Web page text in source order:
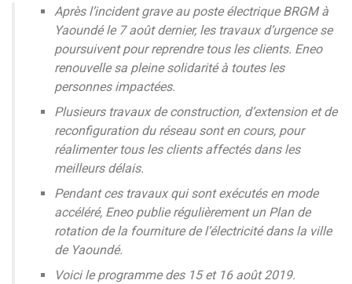
Après l’incident grave au poste électrique BRGM à
Yaoundé le 7 août dernier, les travaux d’urgence se
poursuivent pour reprendre tous les clients. Eneo
renouvelle sa pleine solidarité à toutes les
personnes impactées.
Plusieurs travaux de construction, d’extension et de
reconfiguration du réseau sont en cours, pour
réalimenter tous les clients affectés dans les
meilleurs délais.
Pendant ces travaux qui sont exécutés en mode
accéléré, Eneo publie régulièrement un Plan de
rotation de la fourniture de l’électricité dans la ville
de Yaoundé.
Voici le programme des 15 et 16 août 2019.